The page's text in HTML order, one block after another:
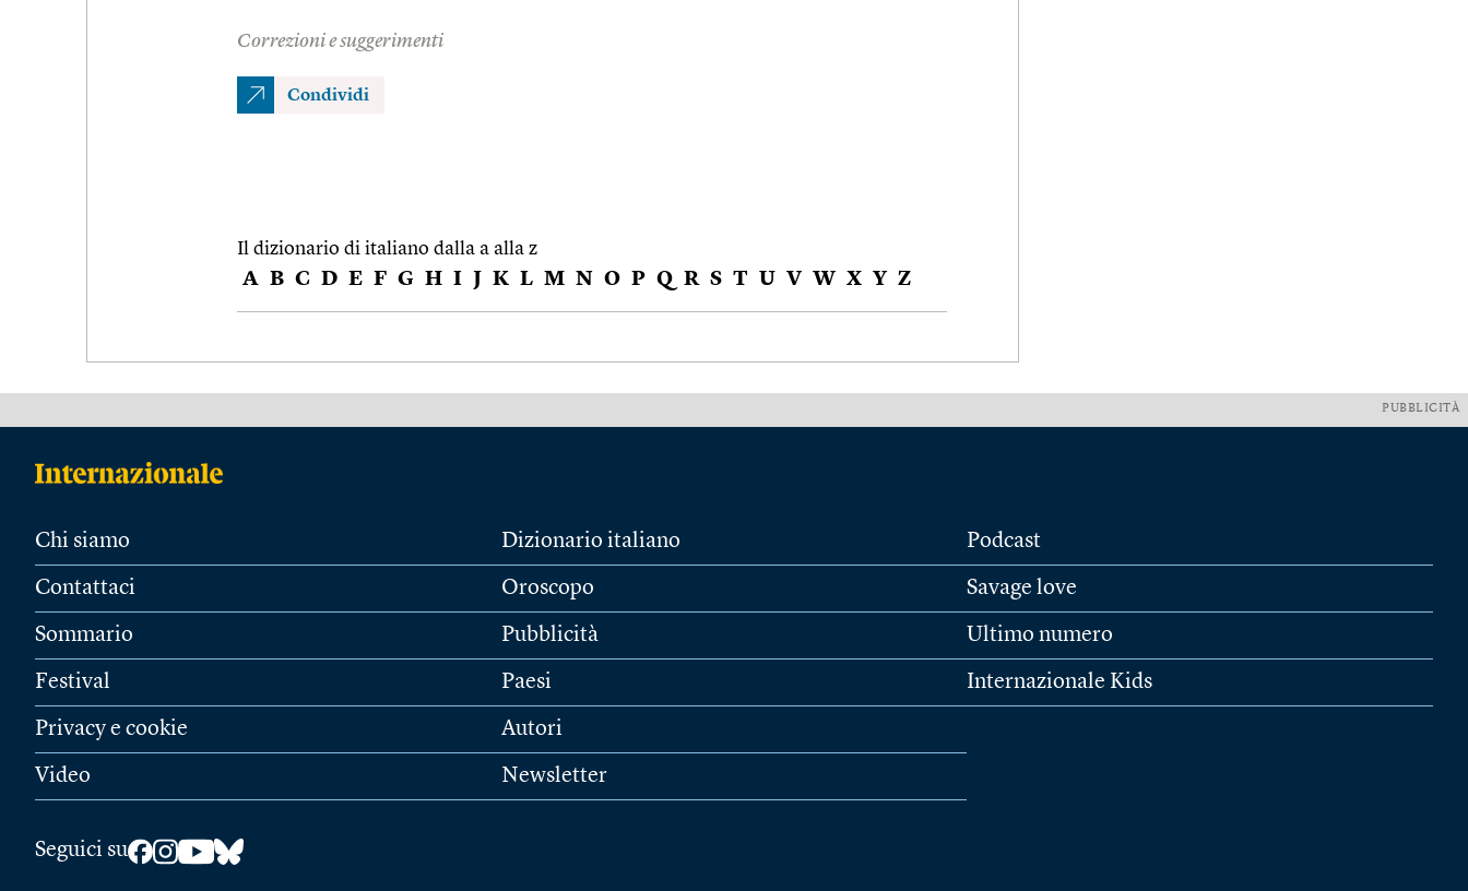
Correzioni e suggerimenti
Condividi
Il dizionario di italiano dalla a alla z
A B C D E F G H I J K L M N O P Q R S T U V W X Y Z
PUBBLICITÀ
Chi siamo
Contattaci
Sommario
Festival
Privacy e cookie
Video
Dizionario italiano
Oroscopo
Pubblicità
Paesi
Autori
Newsletter
Podcast
Savage love
Ultimo numero
Internazionale Kids
Seguici su